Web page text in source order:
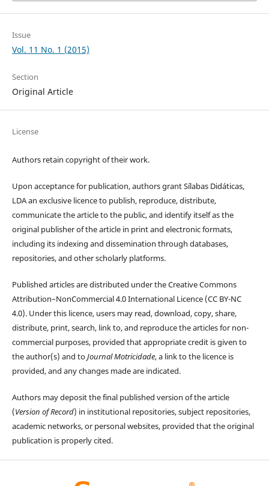
Issue
Vol. 11 No. 1 (2015)
Section
Original Article
License
Authors retain copyright of their work.
Upon acceptance for publication, authors grant Sílabas Didáticas,
LDA an exclusive licence to publish, reproduce, distribute,
communicate the article to the public, and identify itself as the
original publisher of the article in print and electronic formats,
including its indexing and dissemination through databases,
repositories, and other scholarly platforms.
Published articles are distributed under the Creative Commons
Attribution–NonCommercial 4.0 International Licence (CC BY-NC
4.0). Under this licence, users may read, download, copy, share,
distribute, print, search, link to, and reproduce the articles for non-
commercial purposes, provided that appropriate credit is given to
the author(s) and toJournal Motricidade, a link to the licence is
provided, and any changes made are indicated.
Authors may deposit the final published version of the article
(Version of Record) in institutional repositories, subject repositories,
academic networks, or personal websites, provided that the original
publication is properly cited.